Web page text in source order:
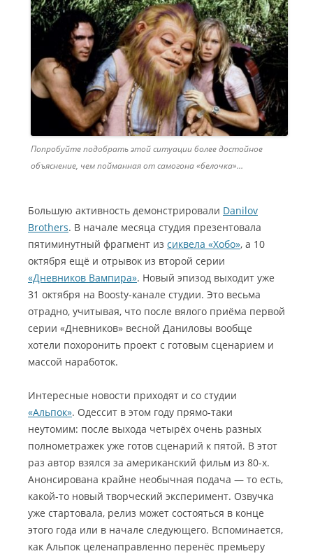
Попробуйте подобрать этой ситуации более достойное
объяснение, чем пойманная от самогона «белочка»…
Большую активность демонстрировали Danilov
Brothers. В начале месяца студия презентовала
пятиминутный фрагмент из сиквела «Хобо», а 10
октября ещё и отрывок из второй серии
«Дневников Вампира». Новый эпизод выходит уже
31 октября на Boosty-канале студии. Это весьма
отрадно, учитывая, что после вялого приёма первой
серии «Дневников» весной Даниловы вообще
хотели похоронить проект с готовым сценарием и
массой наработок.
Интересные новости приходят и со студии
«Альпок». Одессит в этом году прямо-таки
неутомим: после выхода четырёх очень разных
полнометражек уже готов сценарий к пятой. В этот
раз автор взялся за американский фильм из 80-х.
Анонсирована крайне необычная подача — то есть,
какой-то новый творческий эксперимент. Озвучка
уже стартовала, релиз может состояться в конце
этого года или в начале следующего. Вспоминается,
как Альпок целенаправленно перенёс премьеру